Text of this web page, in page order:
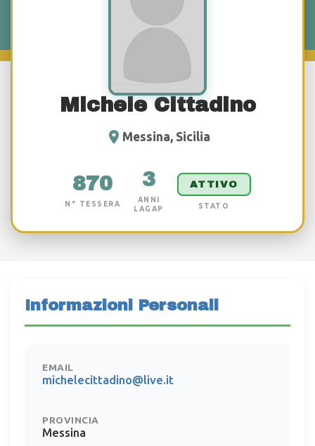
Michele Cittadino
Messina, Sicilia
870
N° TESSERA
3
ANNI
LAGAP
ATTIVO
STATO
Informazioni Personali
EMAIL
michelecittadino@live.it
PROVINCIA
Messina